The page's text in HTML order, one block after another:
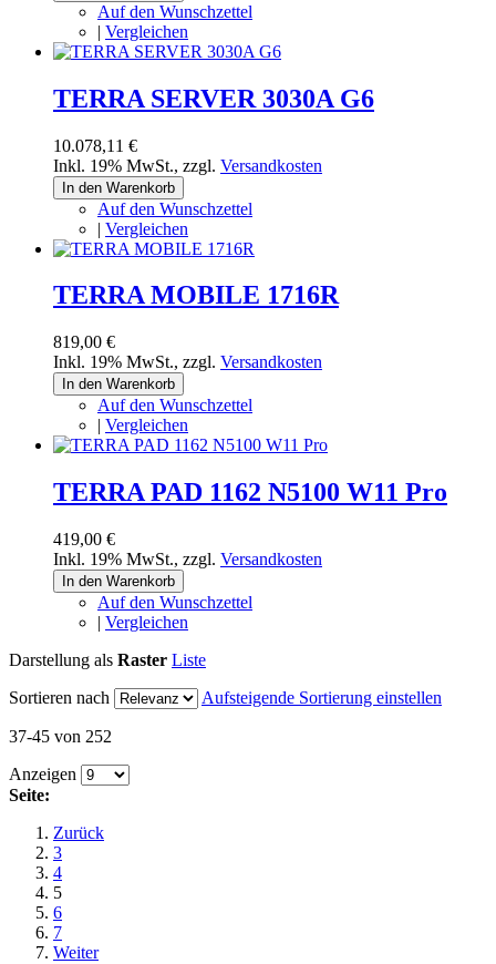
Auf den Wunschzettel
| Vergleichen
TERRA SERVER 3030A G6
10.078,11 €
Inkl. 19% MwSt., zzgl. Versandkosten
In den Warenkorb
Auf den Wunschzettel
| Vergleichen
TERRA MOBILE 1716R
819,00 €
Inkl. 19% MwSt., zzgl. Versandkosten
In den Warenkorb
Auf den Wunschzettel
| Vergleichen
TERRA PAD 1162 N5100 W11 Pro
419,00 €
Inkl. 19% MwSt., zzgl. Versandkosten
In den Warenkorb
Auf den Wunschzettel
| Vergleichen
Darstellung als Raster Liste
Sortieren nach
Aufsteigende Sortierung einstellen
37-45 von 252
Anzeigen
Seite:
Zurück
3
4
5
6
7
Weiter